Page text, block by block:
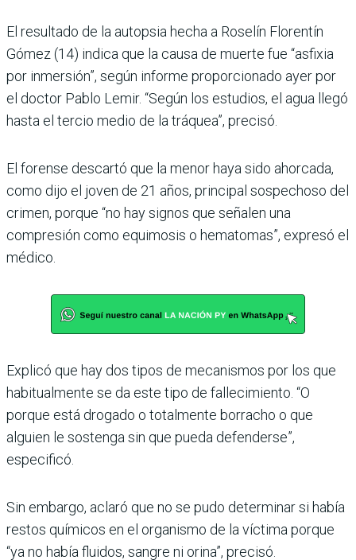
El resultado de la autop­sia hecha a Roselín Florentín
Gómez (14) indica que la causa de muerte fue “asfixia
por inmersión”, según informe proporcio­nado ayer por
el doctor Pablo Lemir. “Según los estudios, el agua llegó
hasta el tercio medio de la tráquea”, precisó.
El forense descartó que la menor haya sido ahorcada,
como dijo el joven de 21 años, principal sospechoso del
cri­men, porque “no hay signos que señalen una
compresión como equimosis o hemato­mas”, expresó el
médico.
Explicó que hay dos tipos de mecanismos por los que
habi­tualmente se da este tipo de fallecimiento. “O
porque está drogado o totalmente borracho o que
alguien le sostenga sin que pueda defenderse”,
especificó.
Sin embargo, aclaró que no se pudo determinar si había
restos químicos en el orga­nismo de la víctima porque
“ya no había fluidos, sangre ni orina”, precisó.